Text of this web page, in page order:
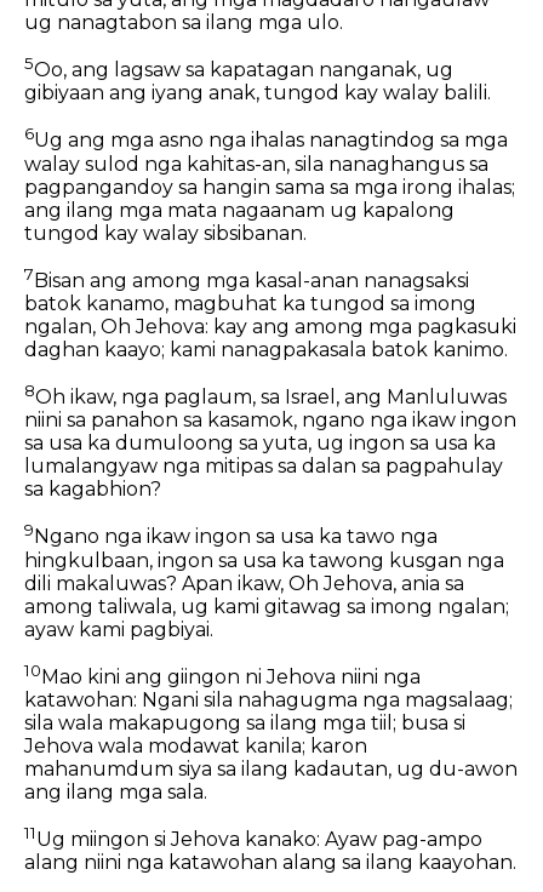
ug nanagtabon sa ilang mga ulo.
5Oo, ang lagsaw sa kapatagan nanganak, ug
gibiyaan ang iyang anak, tungod kay walay balili.
6Ug ang mga asno nga ihalas nanagtindog sa mga
walay sulod nga kahitas-an, sila nanaghangus sa
pagpangandoy sa hangin sama sa mga irong ihalas;
ang ilang mga mata nagaanam ug kapalong
tungod kay walay sibsibanan.
7Bisan ang among mga kasal-anan nanagsaksi
batok kanamo, magbuhat ka tungod sa imong
ngalan, Oh Jehova: kay ang among mga pagkasuki
daghan kaayo; kami nanagpakasala batok kanimo.
8Oh ikaw, nga paglaum, sa Israel, ang Manluluwas
niini sa panahon sa kasamok, ngano nga ikaw ingon
sa usa ka dumuloong sa yuta, ug ingon sa usa ka
lumalangyaw nga mitipas sa dalan sa pagpahulay
sa kagabhion?
9 Ngano nga ikaw ingon sa usa ka tawo nga
hingkulbaan, ingon sa usa ka tawong kusgan nga
dili makaluwas? Apan ikaw, Oh Jehova, ania sa
among taliwala, ug kami gitawag sa imong ngalan;
ayaw kami pagbiyai.
10Mao kini ang giingon ni Jehova niini nga
katawohan: Ngani sila nahagugma nga magsalaag;
sila wala makapugong sa ilang mga tiil; busa si
Jehova wala modawat kanila; karon
mahanumdum siya sa ilang kadautan, ug du-awon
ang ilang mga sala.
11Ug miingon si Jehova kanako: Ayaw pag-ampo
alang niini nga katawohan alang sa ilang kaayohan.